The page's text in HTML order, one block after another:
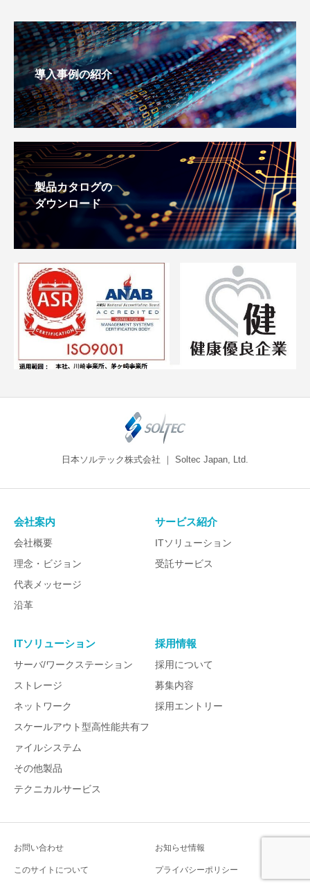
導入事例の紹介
製品カタログの
ダウンロード
日本ソルテック株式会社 ｜ Soltec Japan, Ltd.
会社案内
会社概要
理念・ビジョン
代表メッセージ
沿革
サービス紹介
ITソリューション
受託サービス
ITソリューション
サーバ/ワークステーション
ストレージ
ネットワーク
スケールアウト型高性能共有フ
ァイルシステム
その他製品
テクニカルサービス
採用情報
採用について
募集内容
採用エントリー
お問い合わせ お知らせ情報
このサイトについて プライバシーポリシー